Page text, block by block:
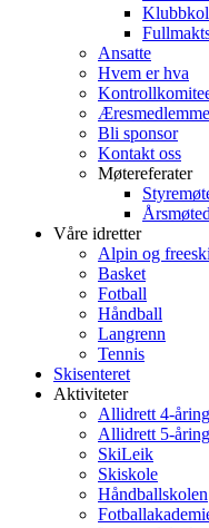
Ansatte
Hvem er hva
Bli sponsor
Kontakt oss
Møtereferater
Våre idretter
Alpin og freeski
Basket
Fotball
Håndball
Langrenn
Tennis
Skisenteret
Aktiviteter
Allidrett 4-
Allidrett 5-
SkiLeik
Skiskole
Håndballskolen